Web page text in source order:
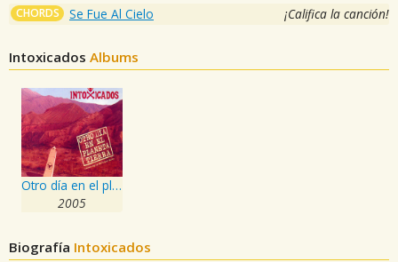
CHORDS Se Fue Al Cielo ¡Califica la canción!
Intoxicados Albums
Otro día en el planeta tierra
2005
Biografía Intoxicados